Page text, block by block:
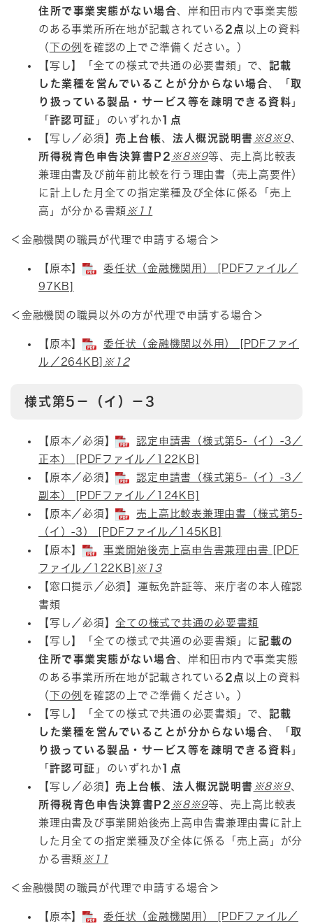
住所で事業実態がない場合、岸和田市内で事業実態
のある事業所所在地が記載されている 2点 以上の資料
（
下の例 を確認の上でご準備ください。）
【写し】「全ての様式で共通の必要書類」で、 記載
した業種を営んでいることが分からない場合、「 取
り扱っている製品・サービス等を疎明できる資料 」
「 許認可証 」のいずれか 1点
【写し／必須】 売上台帳、 法人概況説明書 ※8 ※9、
所得税青色申告決算書P2 ※8※9等、売上高比較表
兼理由書及び前年前比較を行う理由書（売上高要件）
に計上した月全ての指定業種及び全体に係る「売上
高」が分かる書類​ ※11
＜金融機関の職員が代理で申請する場合＞
【原本】​
委任状（金融機関用） [PDFファイル／
97KB]
＜金融機関の職員以外の方が代理で申請する場合＞​
【原本】​
委任状（金融機関以外用） [PDFファイ
ル／264KB]
※12
様式第5－（イ）－3
​​【原本／必須】
認定申請書（様式第5-（イ）-3／
正本） [PDFファイル／122KB]
【原本／必須】
認定申請書（様式第5-（イ）-3／
副本） [PDFファイル／124KB]
【原本／必須】
売上高比較表兼理由書（様式第5-
（イ）-3） [PDFファイル／145KB]
【原本】
事業開始後売上高申告書兼理由書 [PDF
ファイル／122KB]
※13
【窓口提示／必須】運転免許証等、来庁者の本人確認
書類
【写し／必須】全ての様式で共通の必要書類
【写し】「全ての様式で共通の必要書類」に 記載の
住所で事業実態がない場合、岸和田市内で事業実態
のある事業所所在地が記載されている 2点 以上の資料
（
下の例 を確認の上でご準備ください。）
【写し】「全ての様式で共通の必要書類」で、 記載
した業種を営んでいることが分からない場合、「 取
り扱っている製品・サービス等を疎明できる資料 」
「 許認可証 」のいずれか 1点
【写し／必須】 売上台帳、 法人概況説明書 ※8 ※9、
所得税青色申告決算書P2 ※8※9等、売上高比較表
兼理由書及び事業開始後売上高申告書兼理由書に計上
した月全ての指定業種及び全体に係る「売上高」が分
かる書類​ ※11
＜金融機関の職員が代理で申請する場合＞
【原本】​
委任状（金融機関用） [PDFファイル／